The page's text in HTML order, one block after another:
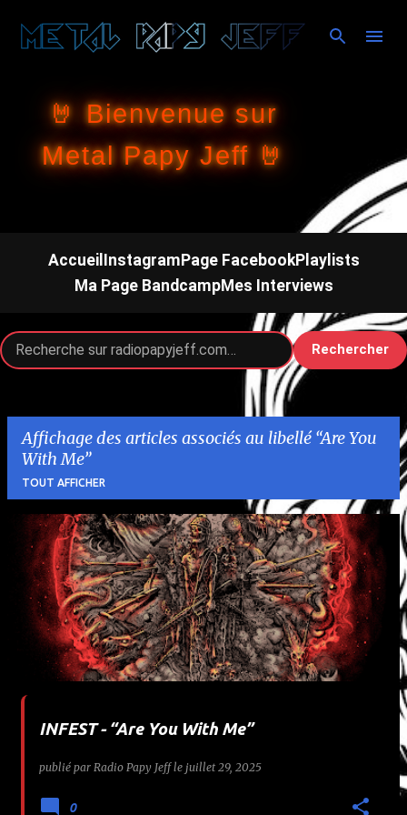
Accéder au contenu principal
🤘 Bienvenue sur
Metal Papy Jeff 🤘
Accueil InstagramPage FacebookPlaylists
Ma Page BandcampMes Interviews
Rechercher
Affichage des articles associés au libellé Are You
With Me
TOUT AFFICHER
INFEST - “Are You With Me”
publié par Radio Papy Jeff le juillet 29, 2025
0